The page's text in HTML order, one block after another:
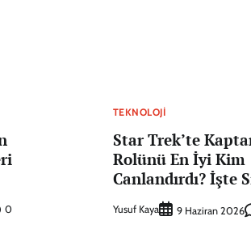
0
TEKNOLOJI
Star Trek’te
Rolünü En İyi Kim
Canlandırdı? İşte
Yusuf Kaya 9 Haziran 2026